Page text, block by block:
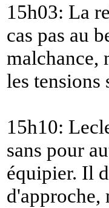
15h03: La
cas pas au
malchance,
les tensions
15h10:
sans pour
équipier. Il
d'approche,